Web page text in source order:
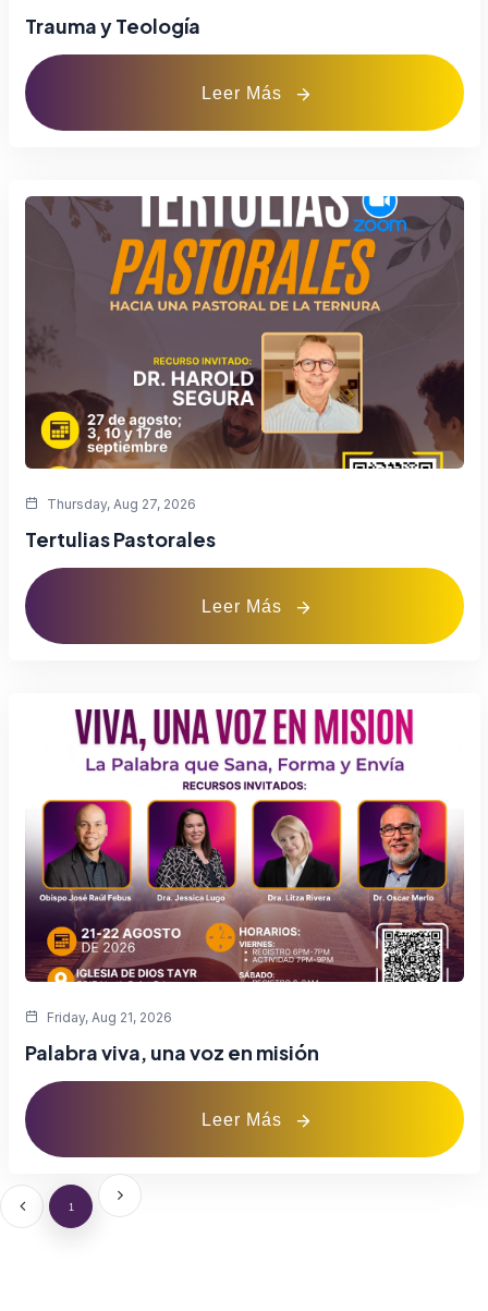
Trauma y Teología
Leer Más
Thursday, Aug 27, 2026
Tertulias Pastorales
Leer Más
Friday, Aug 21, 2026
Palabra viva, una voz en misión
Leer Más
1